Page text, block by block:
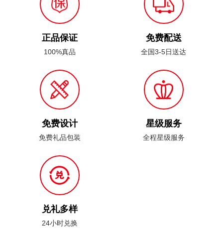
正品保证
100%真品
免费配送
全国3-5日送达
免费设计
免费礼品包装
星级服务
全程星级服务
兑礼多样
24小时兑换